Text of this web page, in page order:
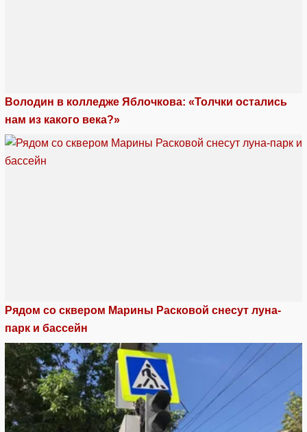
Володин в колледже Яблочкова: «Толчки остались
нам из какого века?»
Рядом со сквером Марины Расковой снесут луна-
парк и бассейн